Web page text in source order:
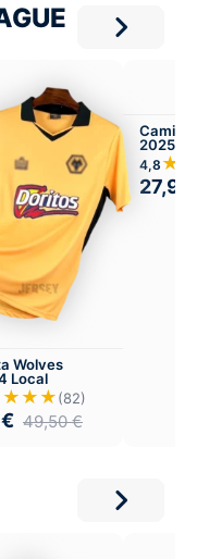
Wolves
Local
(82)
€ 49,50€
2025-
4,8
27,99